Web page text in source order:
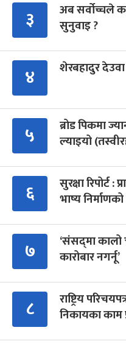
३
अब सर्वोच्चले
सुनुवाइ ?
४ शेरबहादुर
५
ब्रोड पिकमा
ल्याइयो
६
सुरक्षा रिपोर्ट
भाष्य
७
‘संसद्‍मा
कारोबार नगर्नू’
८
राष्ट्रिय
निकायका काम